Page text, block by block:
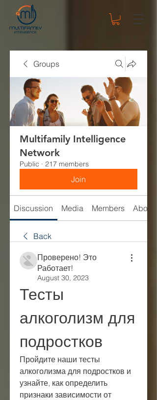
Groups
Multifamily Intelligence
Network
Public · 217 members
Join
Discussion Media Members About
Back
Проверено! Это
Работает!
August 30, 2023
Тесты
алкоголизм для
подростков
Пройдите наши тесты
алкоголизма для подростков и
узнайте, как определить
признаки зависимости от